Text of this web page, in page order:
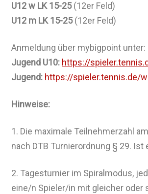
U12 w LK 15-25(12er Feld)
U12 m LK 15-25(12er Feld)
Anmeldung über mybigpoint unter:
Jugend U10: https://
Jugend: https://spieler.tennis.de/
Hinweise:
1. Die maximale Teilnehmerzahl
nach DTB Turnierordnung § 29.
2. Tagesturnier im Spiralmodus,
eine/n Spieler/in mit gleicher oder